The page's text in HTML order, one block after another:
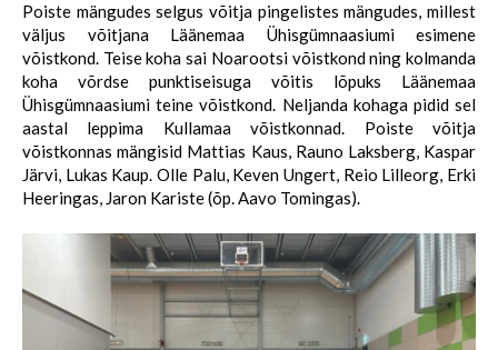
Poiste mängudes selgus võitja pingelistes mängudes, millest
väljus võitjana Läänemaa Ühisgümnaasiumi esimene
võistkond. Teise koha sai Noarootsi võistkond ning kolmanda
koha võrdse punktiseisuga võitis lõpuks Läänemaa
Ühisgümnaasiumi teine võistkond. Neljanda kohaga pidid sel
aastal leppima Kullamaa võistkonnad. Poiste võitja
võistkonnas mängisid Mattias Kaus, Rauno Laksberg, Kaspar
Järvi, Lukas Kaup. Olle Palu, Keven Ungert, Reio Lilleorg, Erki
Heeringas, Jaron Kariste (õp. Aavo Tomingas).